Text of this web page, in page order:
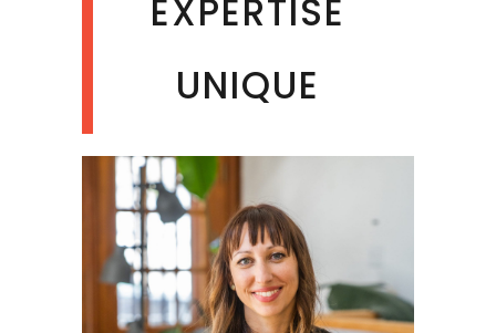
EXPERTISE
UNIQUE
LAURIE MICHEL
Experte En Bien-Être Numérique
& Déconnexion | Fondatrice De
Vivala